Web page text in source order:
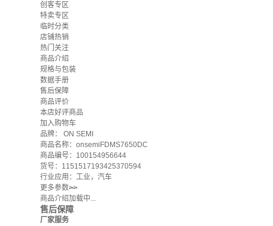
创客专区
特卖专区
临时分类
店铺热销
热门关注
商品介绍
规格与包装
数据手册
售后保障
商品评价
本店好评商品
加入购物车
品牌： ON SEMI
商品名称：onsemiFDMS7650DC
商品编号：100154956644
货号：1151517193425370594
行业应用：工业，汽车
更多参数>>
商品介绍加载中...
售后保障
厂家服务